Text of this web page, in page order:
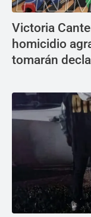
Victoria
homicidio
tomarán